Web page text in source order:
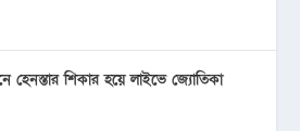
হেনস্তার শিকার হয়ে লাইভে জ্যোতিকা